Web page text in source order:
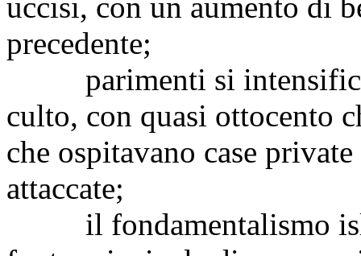
precedente;
parimenti si
culto, con quasi ottocento
che ospitavano case
attaccate;
il fondamentalismo